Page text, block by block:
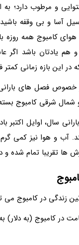
و مرطوب دارد؛
آسا و بی وقفه
کامبوج همه روزه
هم یادتان باشد اگر
در این بازه زمانی
فصل های بارانی
شمال شرقی کامبوج
سال، اوایل
و هوا نیز کمی گرم
ها تقریبا تمام شده
زندگی در کامبوج
در کامبوج (به دلار)